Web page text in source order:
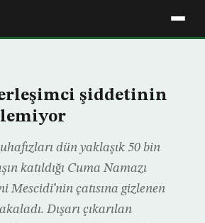
şiddetinin
dün yaklaşık 50 bin
katıldığı Cuma Namazı
Mescidi’nin çatısına gizlenen
Dışarı çıkarılan